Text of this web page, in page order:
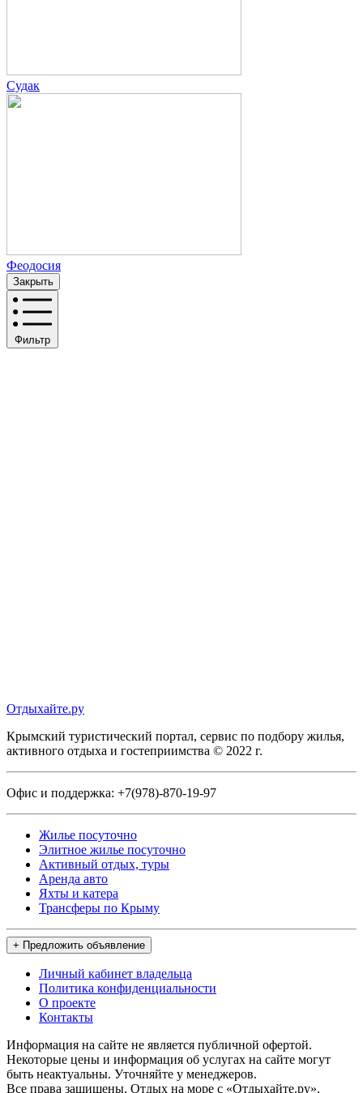
Судак
Феодосия
Закрыть
Фильтр
Отдыхайте.ру
Крымский туристический портал, сервис по подбору жилья,
активного отдыха и гостеприимства © 2022 г.
Офис и поддержка: +7(978)-870-19-97
Жилье посуточно
Элитное жилье посуточно
Активный отдых, туры
Аренда авто
Яхты и катера
Трансферы по Крыму
+ Предложить объявление
Личный кабинет владельца
Политика конфиденциальности
О проекте
Контакты
Информация на сайте не является публичной офертой.
Некоторые цены и информация об услугах на сайте могут
быть неактуальны. Уточняйте у менеджеров.
Все права защищены. Отдых на море с «Отдыхайте.ру».